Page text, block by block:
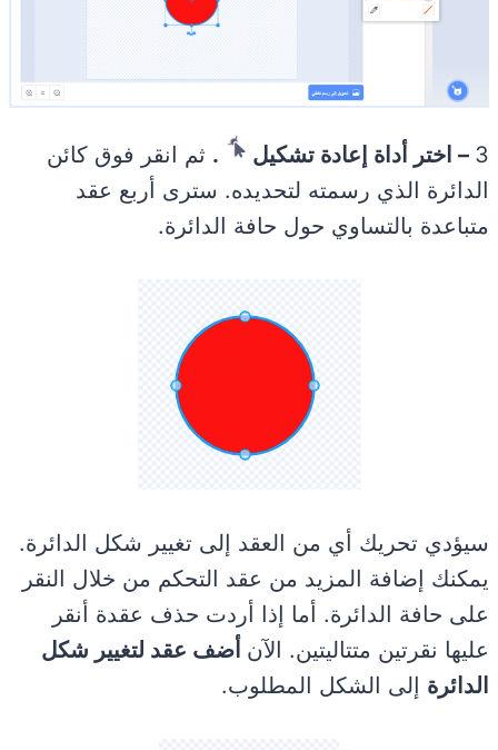
3 – اختر أداة إعادة تشكيل . ثم انقر فوق كائن
الدائرة الذي رسمته لتحديده. سترى أربع عقد
متباعدة بالتساوي حول حافة الدائرة.
سيؤدي تحريك أي من العقد إلى تغيير شكل الدائرة.
يمكنك إضافة المزيد من عقد التحكم من خلال النقر
على حافة الدائرة. أما إذا أردت حذف عقدة أنقر
عليها نقرتين متتاليتين. الآن أضف عقد لتغيير شكل
الدائرة إلى الشكل المطلوب.